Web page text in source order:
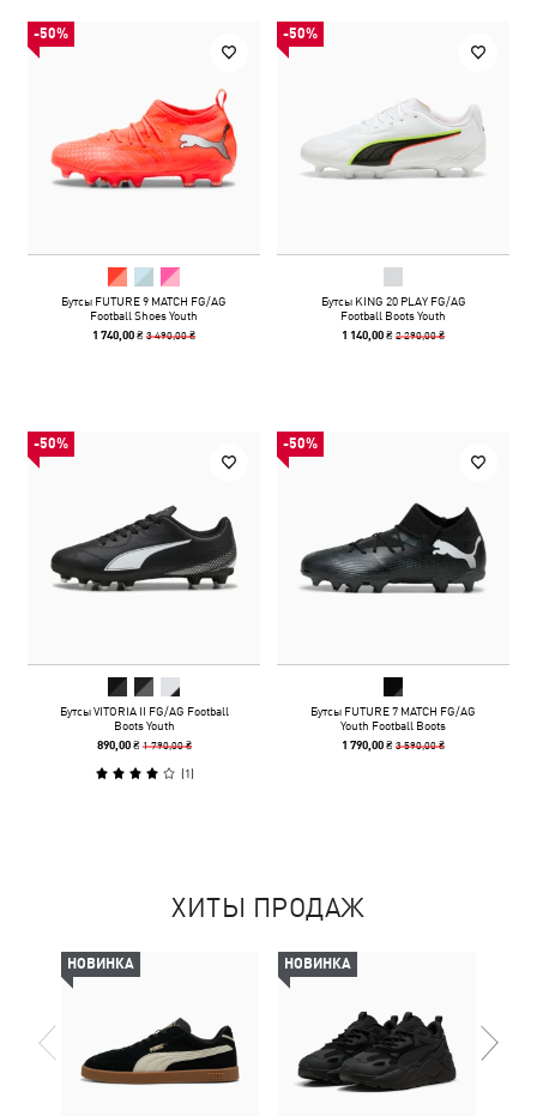
-50%
Бутсы FUTURE 9 MATCH FG/AG
Football Shoes Youth
1 740,00 ₴3 490,00 ₴
-50%
Бутсы KING 20 PLAY FG/AG
Football Boots Youth
1 140,00 ₴2 290,00 ₴
-50%
Бутсы VITORIA II FG/AG Football
Boots Youth
890,00 ₴ 1 790,00 ₴
(1)
-50%
Бутсы FUTURE 7 MATCH FG/AG
Youth Football Boots
1 790,00 ₴3 590,00 ₴
ХИТЫ ПРОДАЖ
НОВИНКА НОВИНКА